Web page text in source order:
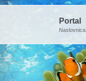
Portal
Naslovnica